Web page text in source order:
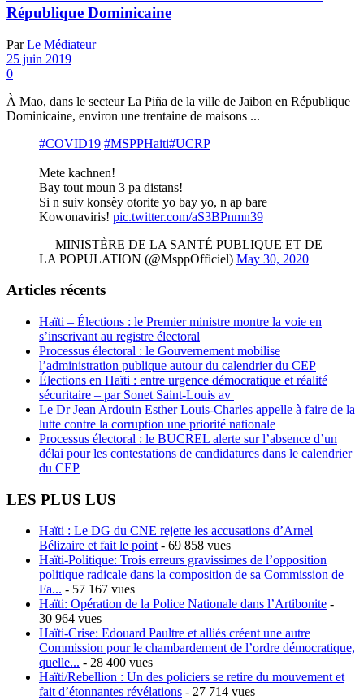
République Dominicaine
Par Le Médiateur
25 juin 2019
0
À Mao, dans le secteur La Piña de la ville de Jaibon en République
Dominicaine, environ une trentaine de maisons ...
#COVID19 #MSPPHaiti#UCRP
Mete kachnen!
Bay tout moun 3 pa distans!
Si n suiv konsèy otorite yo bay yo, n ap bare
Kowonaviris! pic.twitter.com/aS3BPnmn39
— MINISTÈRE DE LA SANTÉ PUBLIQUE ET DE
LA POPULATION (@MsppOfficiel) May 30, 2020
Articles récents
Haïti – Élections : le Premier ministre montre la voie en
s’inscrivant au registre électoral
Processus électoral : le Gouvernement mobilise
l’administration publique autour du calendrier du CEP
Élections en Haïti : entre urgence démocratique et réalité
sécuritaire – par Sonet Saint-Louis av
Le Dr Jean Ardouin Esther Louis-Charles appelle à faire de la
lutte contre la corruption une priorité nationale
Processus électoral : le BUCREL alerte sur l’absence d’un
délai pour les contestations de candidatures dans le calendrier
du CEP
LES PLUS LUS
Haïti : Le DG du CNE rejette les accusations d’Arnel
Bélizaire et fait le point- 69 858 vues
Haïti-Politique: Trois erreurs gravissimes de l’opposition
politique radicale dans la composition de sa Commission de
Fa... - 57 167 vues
Haïti: Opération de la Police Nationale dans l’Artibonite -
30 964 vues
Haïti-Crise: Edouard Paultre et alliés créent une autre
Commission pour le chambardement de l’ordre démocratique,
quelle... - 28 400 vues
Haïti/Rebellion : Un des policiers se retire du mouvement et
fait d’étonnantes révélations - 27 714 vues